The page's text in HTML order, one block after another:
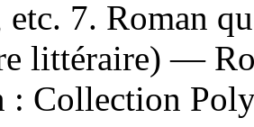
etc. 7. Roman
littéraire) —
: Collection